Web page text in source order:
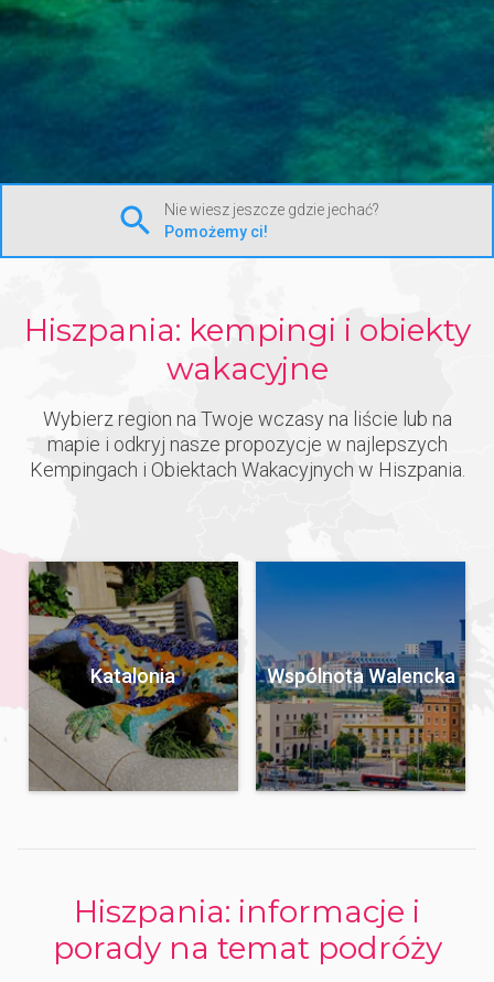
Nie wiesz jeszcze gdzie jechać?
Pomożemy ci!
Hiszpania: kempingi i obiekty
wakacyjne
Wybierz region na Twoje wczasy na liście lub na
mapie i odkryj nasze propozycje w najlepszych
Kempingach i Obiektach Wakacyjnych w Hiszpania.
Katalonia Wspólnota Walencka
Hiszpania: informacje i
porady na temat podróży